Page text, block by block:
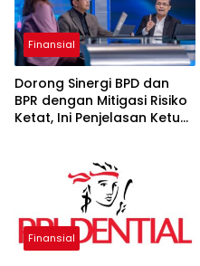
Finansial
Dorong Sinergi BPD dan
BPR dengan Mitigasi Risiko
Ketat, Ini Penjelasan Ketum
Finansial